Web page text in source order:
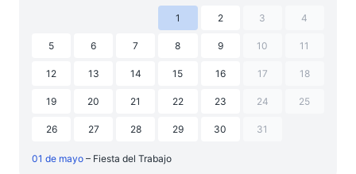
1 2 3 4
5 6 7 8 9 10 11
12 13 14 15 16 17 18
19 20 21 22 23 24 25
26 27 28 29 30 31
01 de mayo – Fiesta del Trabajo